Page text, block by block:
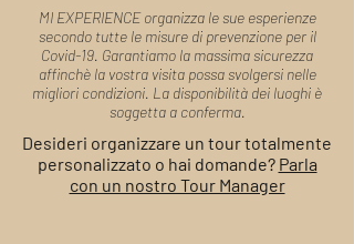
MI EXPERIENCE organizza le sue esperienze
secondo tutte le misure di prevenzione per il
Covid-19. Garantiamo la massima sicurezza
affinchè la vostra visita possa svolgersi nelle
migliori condizioni. La disponibilità dei luoghi è
soggetta a conferma.
Desideri organizzare un tour totalmente
personalizzato o hai domande? Parla
con un nostro Tour Manager